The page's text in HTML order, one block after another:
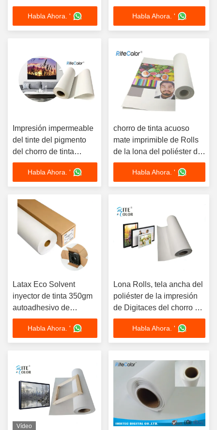
del arte 380gsm 24
pulgadas
Habla Ahora. '
tinta Rolls 260g con tintas
del pigmento
Habla Ahora. '
Impresión impermeable
del tinte del pigmento
del chorro de tinta
220gsm Matte Polyester
Canvas Fabric Rolls
Habla Ahora. '
chorro de tinta acuoso
mate imprimible de Rolls
de la lona del poliéster del
artista 260gsm 24
pulgadasHabla Ahora. '
Latax Eco Solvent
inyector de tinta 350gm
autoadhesivo de
poliéster tela de pared
de lonaHabla Ahora. '
Lona Rolls, tela ancha del
poliéster de la impresión
de Digitaces del chorro de
tinta de la impresión de
Digitaces de la lona del
formato
Habla Ahora. '
Vídeo